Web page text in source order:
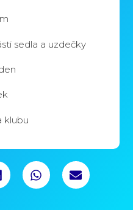
sedla a uzdečky
klubu